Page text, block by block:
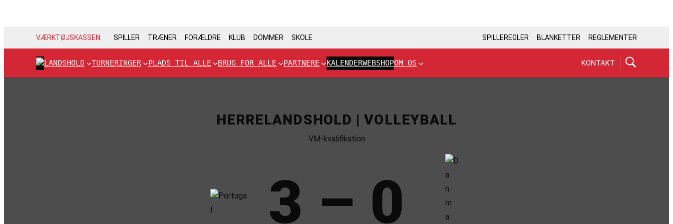
VÆRKTØJSKASSEN: SPILLER TRÆNER FORÆLDRE KLUB DOMMER SKOLE SPILLEREGLER BLANKETTER REGLEMENTER
LANDSHOLD TURNERINGER PLADS TIL ALLE BRUG FOR ALLE PARTNERE KALENDERWEBSHOPOM OS KONTAKT
HERRELANDSHOLD | VOLLEYBALL
VM-kvalifikation
3 – 0